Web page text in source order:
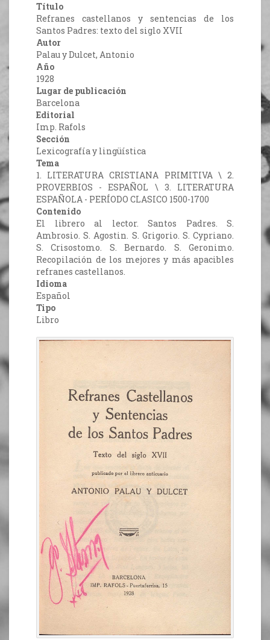
Título
Refranes castellanos y sentencias de los
Santos Padres: texto del siglo XVII
Autor
Palau y Dulcet, Antonio
Año
1928
Lugar de publicación
Barcelona
Editorial
Imp. Rafols
Sección
Lexicografía y lingüística
Tema
1. LITERATURA CRISTIANA PRIMITIVA \ 2.
PROVERBIOS - ESPAÑOL \ 3. LITERATURA
ESPAÑOLA - PERÍODO CLASICO 1500-1700
Contenido
El librero al lector. Santos Padres. S.
Ambrosio. S. Agostin. S. Grigorio. S. Cypriano.
S. Crisostomo. S. Bernardo. S. Geronimo.
Recopilación de los mejores y más apacibles
refranes castellanos.
Idioma
Español
Tipo
Libro